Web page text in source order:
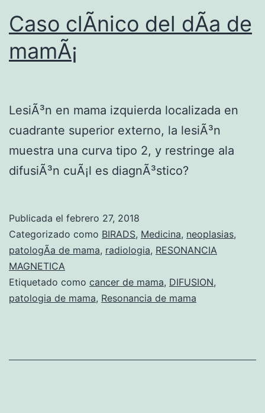
g
Ã
e
m
a
m
Caso clÃ­nico del dÃ­a de
mamÃ¡
LesiÃ³n en mama izquierda localizada en
cuadrante superior externo, la lesiÃ³n
muestra una curva tipo 2, y restringe ala
difusiÃ³n cuÃ¡l es diagnÃ³stico?
Publicada el febrero 27, 2018
Categorizado como BIRADS, Medicina, neoplasias,
patologÃ­a de mama, radiologia, RESONANCIA
MAGNETICA
Etiquetado como cancer de mama, DIFUSION,
patologia de mama, Resonancia de mama